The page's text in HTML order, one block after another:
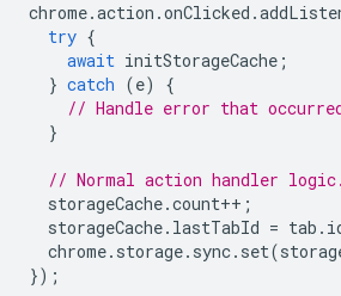
chrome.action .onClicked .
try {
await initStorageCache ;
} catch (e)
{
// Handle error that
}
// Normal action handler logic.
storageCache.count++ ;
storageCache. lastTabId = tab .
chrome. storage. sync. set(
});